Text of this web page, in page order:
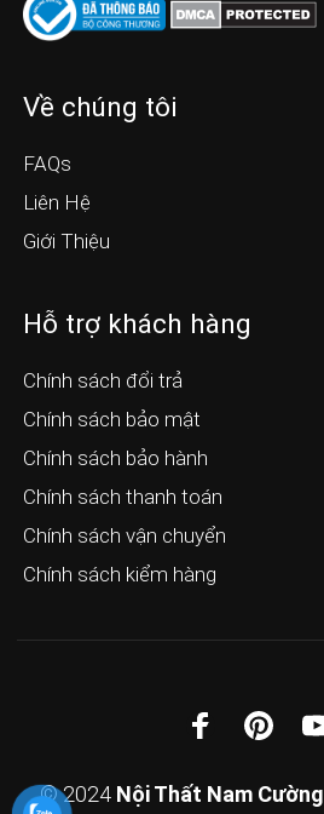
Về chúng tôi
FAQs
Liên Hệ
Giới Thiệu
Hỗ trợ khách hàng
Chính sách đổi trả
Chính sách bảo mật
Chính sách bảo hành
Chính sách thanh toán
Chính sách vận chuyển
Chính sách kiểm hàng
© 2024 Nội Thất Nam Cường